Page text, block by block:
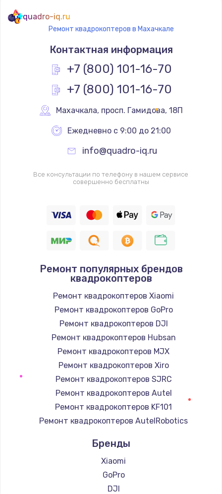
quadro-iq.ru
Ремонт квадрокоптеров в Махачкале
Контактная информация
+7 (800) 101-16-70
+7 (800) 101-16-70
Махачкала, просп. Гамидова, 18П
Ежедневно с 9:00 до 21:00
info@quadro-iq.ru
Все консультации по телефону в нашем сервисе
совершенно бесплатны
Ремонт популярных брендов
квадрокоптеров
Ремонт квадрокоптеров Xiaomi
Ремонт квадрокоптеров GoPro
Ремонт квадрокоптеров DJI
Ремонт квадрокоптеров Hubsan
Ремонт квадрокоптеров MJX
Ремонт квадрокоптеров Xiro
Ремонт квадрокоптеров SJRC
Ремонт квадрокоптеров Autel
Ремонт квадрокоптеров KF101
Ремонт квадрокоптеров AutelRobotics
Бренды
Xiaomi
GoPro
DJI